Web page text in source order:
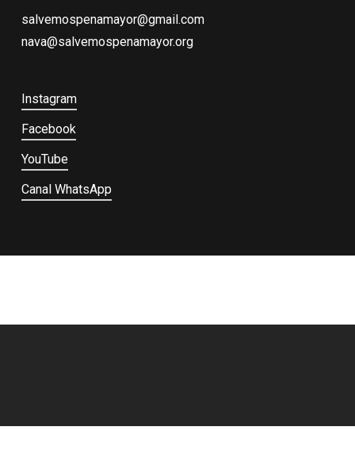
salvemospenamayor@gmail.com
nava@salvemospenamayor.org
Instagram
Facebook
YouTube
Canal WhatsApp